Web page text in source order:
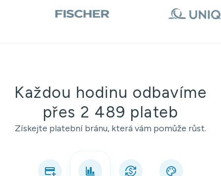
Každou hodinu odbavíme
přes 2 489 plateb
Získejte platební bránu, která vám pomůže růst.